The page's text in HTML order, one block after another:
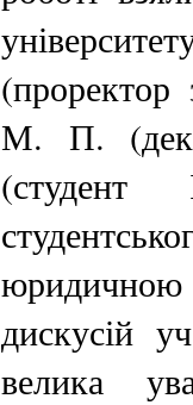
(проректор
М. П.
(студент
дискусій
велика